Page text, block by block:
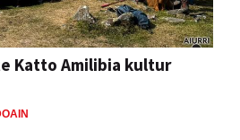
Katto Amilibia kultur